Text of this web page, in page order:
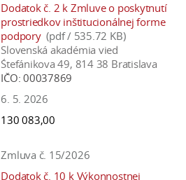
v
n
k
Dodatok č. 2 k Zmluve o poskytnutí
prostriedkov inštitucionálnej forme
podpory (pdf / 535.72 KB)
Slovenská akadémia vied
Śtefánikova 49, 814 38 Bratislava
IČO: 00037869
6. 5. 2026
130 083,00
Zmluva č. 15/2026
Dodatok č. 10 k Výkonnostnej